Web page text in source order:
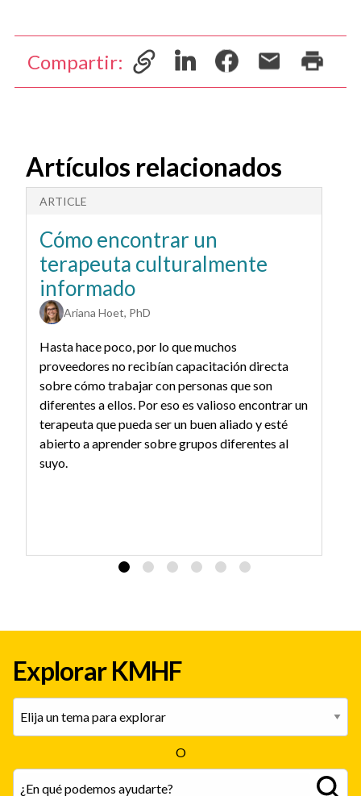
Compartir:
Artículos relacionados
ARTICLE
Cómo encontrar un
terapeuta culturalmente
informado
Ariana Hoet, PhD
Hasta hace poco, por lo que muchos
proveedores no recibían capacitación directa
sobre cómo trabajar con personas que son
diferentes a ellos. Por eso es valioso encontrar un
terapeuta que pueda ser un buen aliado y esté
abierto a aprender sobre grupos diferentes al
suyo.
Explorar KMHF
O